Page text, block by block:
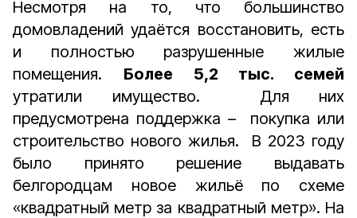
Несмотря на то, что большинство
домовладений удаётся восстановить, есть
и полностью разрушенные жилые
помещения. Более 5,2 тыс. семей
утратили имущество. Для них
предусмотрена поддержка – покупка или
строительство нового жилья. В 2023 году
было принято решение выдавать
белгородцам новое жильё по схеме
«квадратный метр за квадратный метр». На